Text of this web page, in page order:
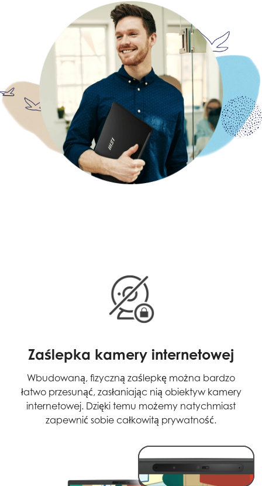
Zaślepka kamery internetowej
Wbudowaną, fizyczną zaślepkę można bardzo
łatwo przesunąć, zasłaniając nią obiektyw kamery
internetowej. Dzięki temu możemy natychmiast
zapewnić sobie całkowitą prywatność.